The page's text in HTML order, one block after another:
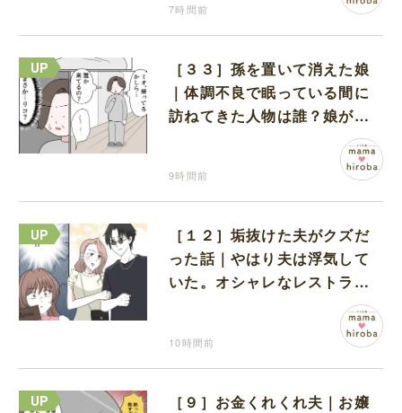
7時間前
［３３］孫を置いて消えた娘
｜体調不良で眠っている間に
訪ねてきた人物は誰？娘が戻
ってきたのかと不安になる
9時間前
［１２］垢抜けた夫がクズだ
った話｜やはり夫は浮気して
いた。オシャレなレストラン
10時間前
［９］お金くれくれ夫｜お嬢